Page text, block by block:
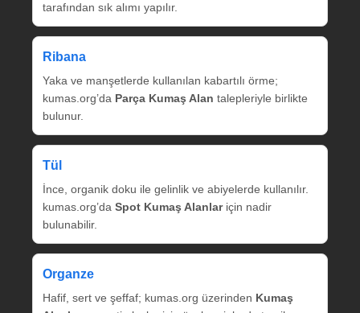
tarafından sık alımı yapılır.
Ribana
Yaka ve manşetlerde kullanılan kabartılı örme;
kumas.org’da Parça Kumaş Alan talepleriyle birlikte
bulunur.
Tül
İnce, organik doku ile gelinlik ve abiyelerde kullanılır.
kumas.org’da Spot Kumaş Alanlariçin nadir
bulunabilir.
Organze
Hafif, sert ve şeffaf; kumas.org üzerinden Kumaş